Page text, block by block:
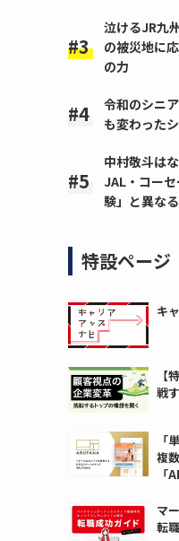
泣けるJR九
の被災地に
の力
令和のシニ
も変わった
中村敬斗は
JAL・コー
験」と異な
特設ページ
キ
【
戦
「
複
「
マ
転